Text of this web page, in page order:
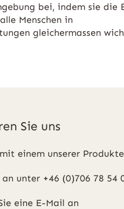
bei, indem sie die
Menschen in
gleichermassen
Sie uns
einem unserer
an unter +46 (0)706 78 54
eine E-Mail an